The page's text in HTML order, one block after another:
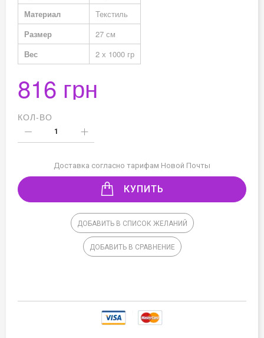
Материал
Текстиль
Размер
27 см
Вес
2 х 1000 гр
816 грн
КОЛ-ВО
Доставка согласно тарифам Новой Почты
КУПИТЬ
ДОБАВИТЬ В СПИСОК ЖЕЛАНИЙ
ДОБАВИТЬ В СРАВНЕНИЕ